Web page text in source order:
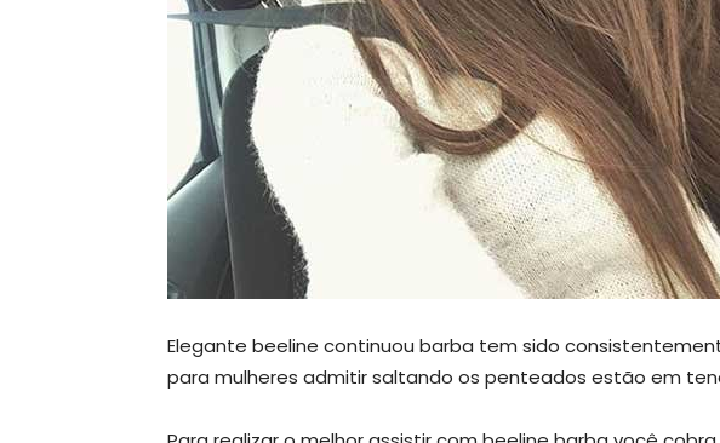
Elegante beeline continuou barba tem sido
para mulheres admitir saltando os penteados estão em